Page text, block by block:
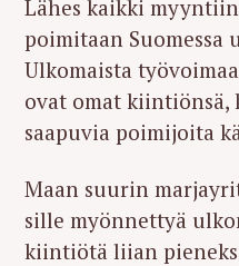
Lähes kaikki
poimitaan Suomessa
Ulkomaista
ovat omat kiintiönsä,
saapuvia poimijoita
Maan suurin
sille myönnettyä
kiintiötä liian